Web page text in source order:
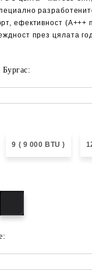
ефективност (A+++
през цялата
9 ( 9 000 BTU )